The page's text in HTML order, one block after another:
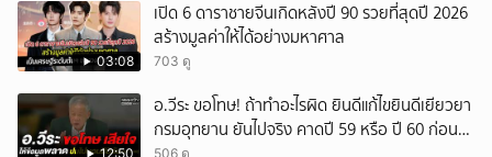
03:08
เปิด 6 ดาราชายจีนเกิดหลังปี 90 รวยที่สุดปี 2026
สร้างมูลค่าให้ได้อย่างมหาศาล
703 ดู
12:50
อ.วีระ ขอโทษ! ถ้าทำอะไรผิด ยินดีแก้ไขยินดีเยียวยา
กรมอุทยาน ยันไปจริง คาดปี 59 หรือ ปี 60 ก่อน
506 ดู